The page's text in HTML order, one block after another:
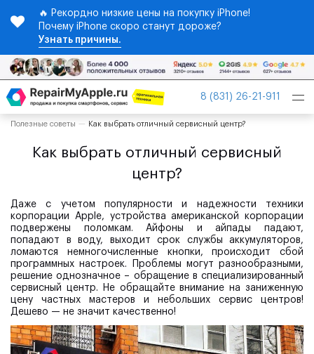
🔥 Рекордно низкие цены на покупку iPhone!
Почему iPhone скоро станут дороже?
Узнать причины.
8 (831) 26-21-911
Полезные советы Как выбрать отличный сервисный центр?
Как выбрать отличный сервисный
центр?
Даже с учетом популярности и надежности техники
корпорации Apple, устройства американской корпорации
подвержены поломкам. Айфоны и айпады падают,
попадают в воду, выходит срок службы аккумуляторов,
ломаются немногочисленные кнопки, происходит сбой
программных настроек. Проблемы могут разнообразными,
решение однозначное – обращение в специализированный
сервисный центр. Не обращайте внимание на заниженную
цену частных мастеров и небольших сервис центров!
Дешево — не значит качественно!